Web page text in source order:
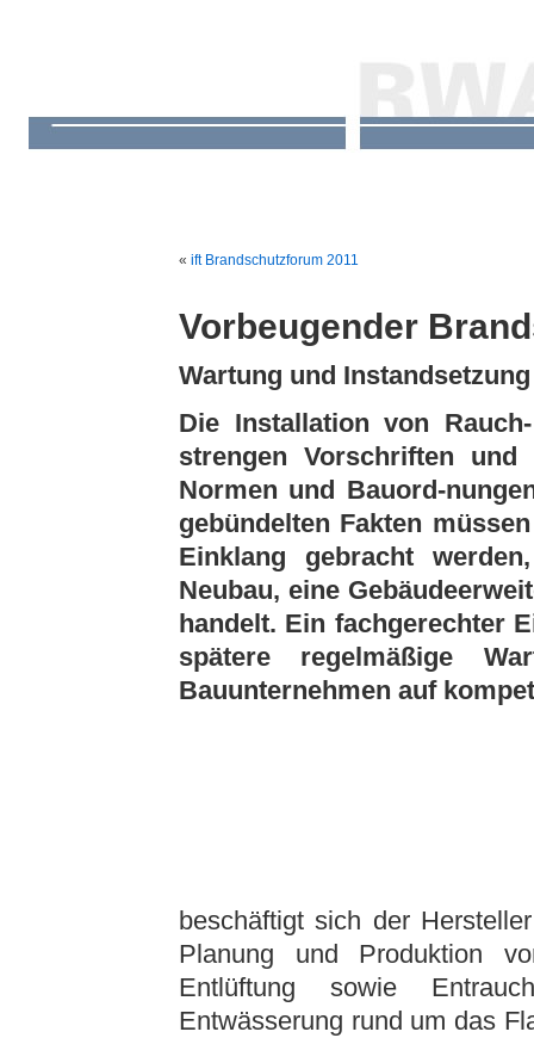
« ift Brandschutzforum 2011
Vorbeugender
Wartung und
Die Installation von
strengen Vorschriften
Normen und Bauord-
gebündelten Fakten
Einklang gebracht
Neubau, eine
handelt. Ein fachgerechter
spätere regelmäßige
Bauunternehmen auf
beschäftigt sich der
Planung und Produktion
Entlüftung sowie
Entwässerung rund um das